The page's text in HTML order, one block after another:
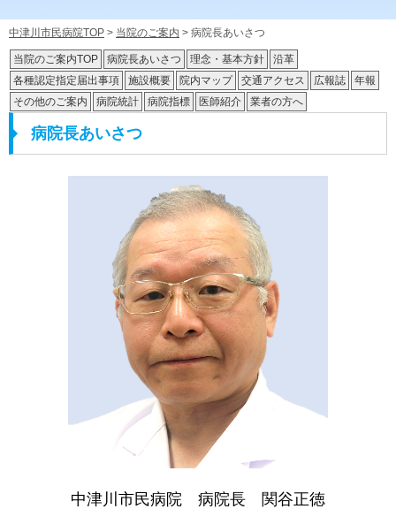
中津川市民病院TOP > 当院のご案内 > 病院長あいさつ
当院のご案内TOP 病院長あいさつ 理念・基本方針
沿革
各種認定指定届出事項
施設概要 院内マップ 交通アクセス 広報誌
年報
その他のご案内
病院統計 病院指標 医師紹介 業者の方へ
病院長あいさつ
中津川市民病院 病院長 関谷正徳